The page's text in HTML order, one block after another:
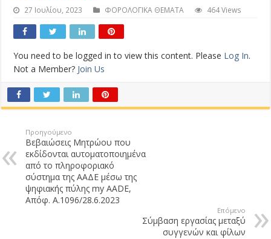
27 Ιουλίου, 2023 ΦΟΡΟΛΟΓΙΚΑ ΘΕΜΑΤΑ 464 Views
You need to be logged in to view this content. Please Log In.
Not a Member? Join Us
Προηγούμενο
Βεβαιώσεις Μητρώου που
εκδίδονται αυτοματοποιημένα
από το πληροφοριακό
σύστημα της ΑΑΔΕ μέσω της
ψηφιακής πύλης my AADE,
Απόφ. Α.1096/28.6.2023
Επόμενο
Σύμβαση εργασίας μεταξύ
συγγενών και φίλων